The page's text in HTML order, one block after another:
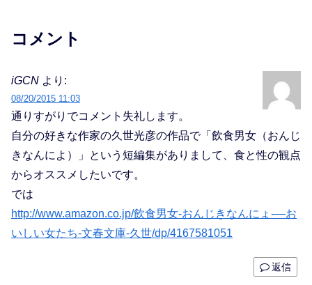
コメント
iGCN より:
08/20/2015 11:03
通りすがりでコメント失礼します。
自分の好きな作家の久世光彦の作品で「飲食男女（おんじ
きなんによ）」という短編集がありまして、食と性の観点
からオススメしたいです。
では
http://www.amazon.co.jp/飲食男女-おんじきなんにょ-―お
いしい女たち-文春文庫-久世/dp/4167581051
返信